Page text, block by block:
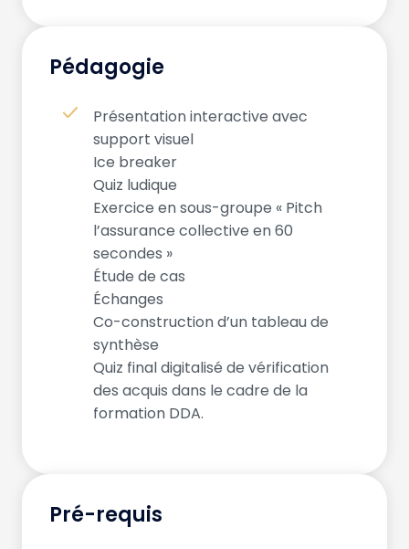
Pédagogie
Présentation interactive avec
support visuel
Ice breaker
Quiz ludique
Exercice en sous-groupe « Pitch
l’assurance collective en 60
secondes »
Étude de cas
Échanges
Co-construction d’un tableau de
synthèse
Quiz final digitalisé de vérification
des acquis dans le cadre de la
formation DDA.
Pré-requis